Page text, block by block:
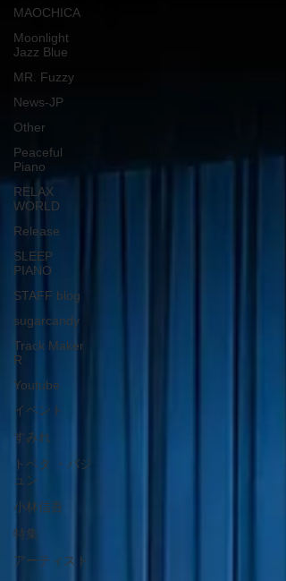
MAOCHICA
Moonlight
Jazz Blue
MR. Fuzzy
News-JP
Other
Peaceful
Piano
RELAX
WORLD
Release
SLEEP
PIANO
STAFF blog
sugarcandy
Track Maker
R
Youtube
イベント
すみれ
トベタ ・バジ
ュン
小林信吾
特集
アーティスト